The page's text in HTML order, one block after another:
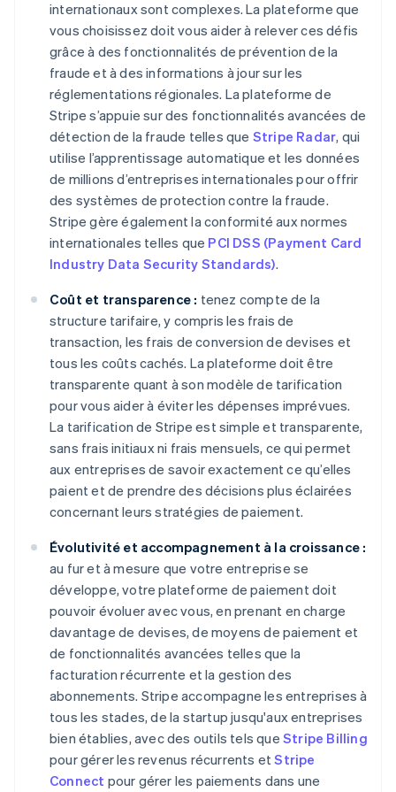
internationaux sont complexes. La plateforme que
vous choisissez doit vous aider à relever ces défis
grâce à des fonctionnalités de prévention de la
fraude et à des informations à jour sur les
réglementations régionales. La plateforme de
Stripe s’appuie sur des fonctionnalités avancées de
détection de la fraude telles que Stripe Radar, qui
utilise l’apprentissage automatique et les données
de millions d’entreprises internationales pour offrir
des systèmes de protection contre la fraude.
Stripe gère également la conformité aux normes
internationales telles que PCI DSS (Payment Card
Industry Data Security Standards).
Coût et transparence : tenez compte de la
structure tarifaire, y compris les frais de
transaction, les frais de conversion de devises et
tous les coûts cachés. La plateforme doit être
transparente quant à son modèle de tarification
pour vous aider à éviter les dépenses imprévues.
La tarification de Stripe est simple et transparente,
sans frais initiaux ni frais mensuels, ce qui permet
aux entreprises de savoir exactement ce qu’elles
paient et de prendre des décisions plus éclairées
concernant leurs stratégies de paiement.
Évolutivité et accompagnement à la croissance :
au fur et à mesure que votre entreprise se
développe, votre plateforme de paiement doit
pouvoir évoluer avec vous, en prenant en charge
davantage de devises, de moyens de paiement et
de fonctionnalités avancées telles que la
facturation récurrente et la gestion des
abonnements. Stripe accompagne les entreprises à
tous les stades, de la startup jusqu'aux entreprises
bien établies, avec des outils tels que Stripe Billing
pour gérer les revenus récurrents etStripe
Connect pour gérer les paiements dans une